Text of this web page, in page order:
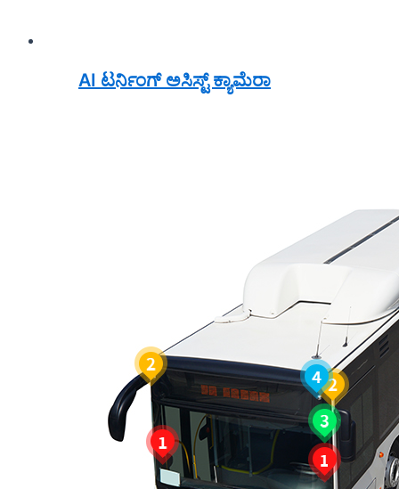
AI ಟರ್ನಿಂಗ್ ಅಸಿಸ್ಟ್ ಕ್ಯಾಮೆರಾ